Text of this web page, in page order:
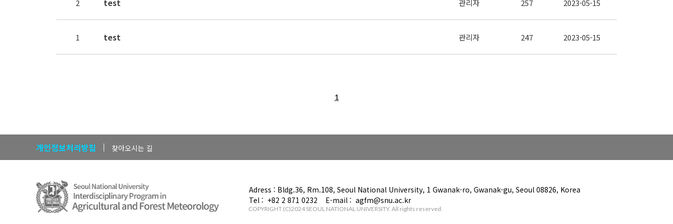
2 test 관리자 257 2023-05-15
1 test 관리자 247 2023-05-15
1
개인정보처리방침 찾아오시는 길
Adress : Bldg.36, Rm.108, Seoul National University, 1 Gwanak-ro, Gwanak-gu, Seoul 08826, Korea
Tel : +82 2 871 0232 E-mail : agfm@snu.ac.kr
COPYRIGHT (C)2024 SEOUL NATIONAL UNIVERSITY. All rights reserved.